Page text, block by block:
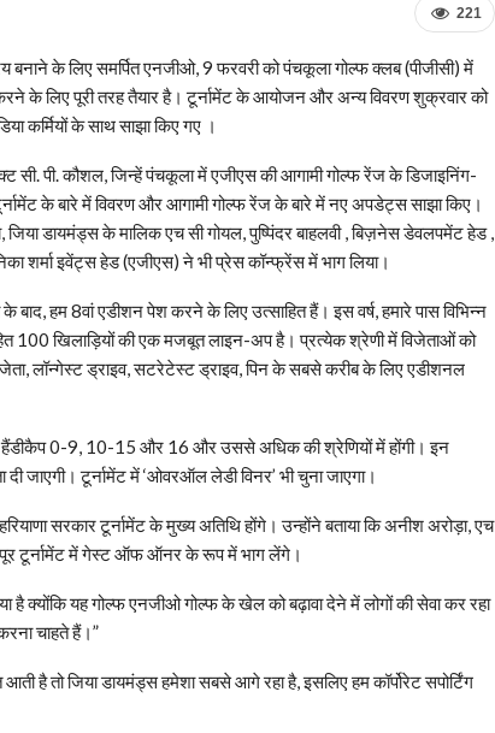
221
बनाने के लिए समर्पित एनजीओ, 9 फरवरी को पंचकूला गोल्फ क्लब (पीजीसी) में
के लिए पूरी तरह तैयार है। टूर्नामेंट के आयोजन और अन्य विवरण शुक्रवार को
कर्मियों के साथ साझा किए गए ।
पी. कौशल, जिन्हें पंचकूला में एजीएस की आगामी गोल्फ रेंज के डिजाइनिंग-
के बारे में विवरण और आगामी गोल्फ रेंज के बारे में नए अपडेट्स साझा किए।
डायमंड्स के मालिक एच सी गोयल, पुष्पिंदर बाहलवी , बिज़नेस डेवलपमेंट हेड ,
शर्मा इवेंट्स हेड (एजीएस) ने भी प्रेस कॉन्फ्रेंस में भाग लिया।
हम 8वां एडीशन पेश करने के लिए उत्साहित हैं। इस वर्ष, हमारे पास विभिन्न
100 खिलाड़ियों की एक मजबूत लाइन-अप है। प्रत्येक श्रेणी में विजेताओं को
लॉन्गेस्ट ड्राइव, सटरेटेस्ट ड्राइव, पिन के सबसे करीब के लिए एडीशनल
हैंडीकैप 0-9, 10-15 और 16 और उससे अधिक की श्रेणियों में होंगी। इन
जाएगी। टूर्नामेंट में ‘ओवरऑल लेडी विनर’ भी चुना जाएगा।
सरकार टूर्नामेंट के मुख्य अतिथि होंगे। उन्होंने बताया कि अनीश अरोड़ा, एच
टूर्नामेंट में गेस्ट ऑफ ऑनर के रूप में भाग लेंगे।
है क्योंकि यह गोल्फ एनजीओ गोल्फ के खेल को बढ़ावा देने में लोगों की सेवा कर रहा
चाहते हैं।”
है तो जिया डायमंड्स हमेशा सबसे आगे रहा है, इसलिए हम कॉर्पोरेट सपोर्टिंग